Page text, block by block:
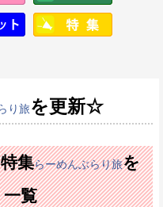
り旅を更新☆
特集らーめんぶらり旅を
覧